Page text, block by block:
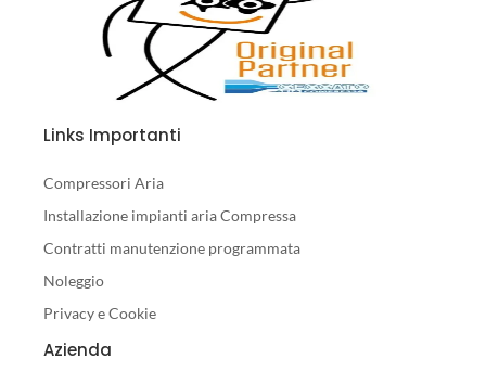
Links Importanti
Compressori Aria
Installazione impianti aria Compressa
Contratti manutenzione programmata
Noleggio
Privacy e Cookie
Azienda